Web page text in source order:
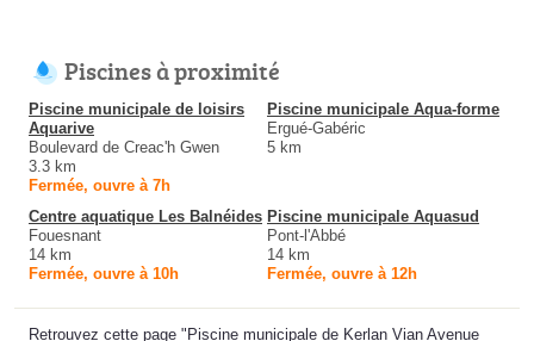
Piscines à proximité
Piscine municipale de loisirs
Aquarive
Boulevard de Creac'h Gwen
3.3 km
Fermée, ouvre à 7h
Piscine municipale Aqua-forme
Ergué-Gabéric
5 km
Centre aquatique Les Balnéides
Fouesnant
14 km
Fermée, ouvre à 10h
Piscine municipale Aquasud
Pont-l'Abbé
14 km
Fermée, ouvre à 12h
Retrouvez cette page "Piscine municipale de Kerlan Vian Avenue